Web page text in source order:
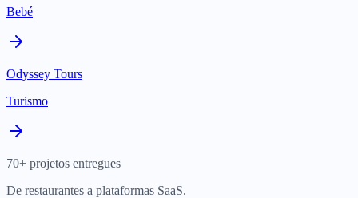
Bebé
Odyssey Tours
Turismo
70+ projetos entregues
De restaurantes a plataformas SaaS.